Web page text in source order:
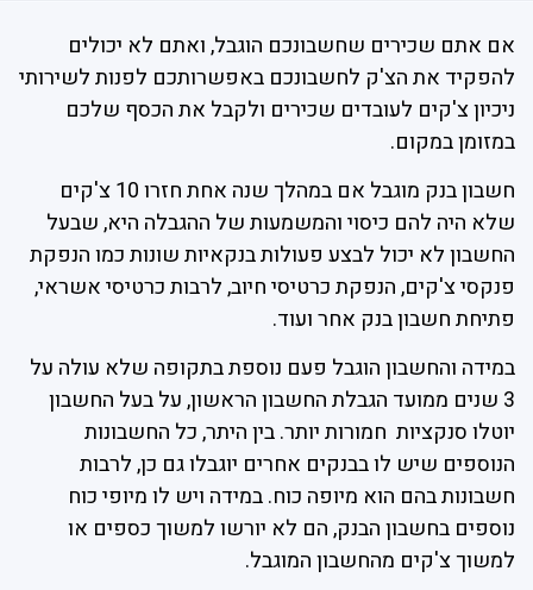
אם אתם שכירים שחשבונכם הוגבל, ואתם לא יכולים
להפקיד את הצ'ק לחשבונכם באפשרותכם לפנות לשירותי
ניכיון צ'קים לעובדים שכירים ולקבל את הכסף שלכם
במזומן במקום.
חשבון בנק מוגבל אם במהלך שנה אחת חזרו 10 צ'קים
שלא היה להם כיסוי והמשמעות של ההגבלה היא, שבעל
החשבון לא יכול לבצע פעולות בנקאיות שונות כמו הנפקת
פנקסי צ'קים, הנפקת כרטיסי חיוב, לרבות כרטיסי אשראי,
פתיחת חשבון בנק אחר ועוד.
במידה והחשבון הוגבל פעם נוספת בתקופה שלא עולה על
3 שנים ממועד הגבלת החשבון הראשון, על בעל החשבון
יוטלו סנקציות חמורות יותר. בין היתר, כל החשבונות
הנוספים שיש לו בבנקים אחרים יוגבלו גם כן, לרבות
חשבונות בהם הוא מיופה כוח. במידה ויש לו מיופי כוח
נוספים בחשבון הבנק, הם לא יורשו למשוך כספים או
למשוך צ'קים מהחשבון המוגבל.